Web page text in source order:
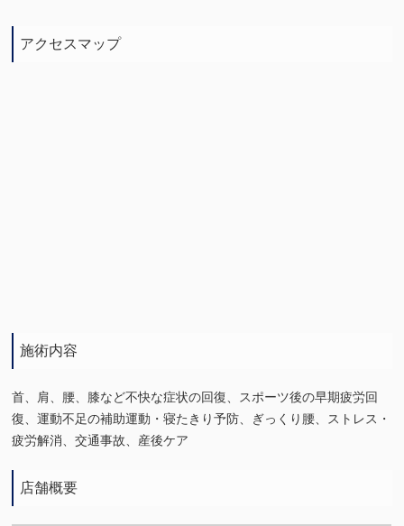
アクセスマップ
施術内容
首、肩、腰、膝など不快な症状の回復、スポーツ後の早期疲労回
復、運動不足の補助運動・寝たきり予防、ぎっくり腰、ストレス・
疲労解消、交通事故、産後ケア
店舗概要